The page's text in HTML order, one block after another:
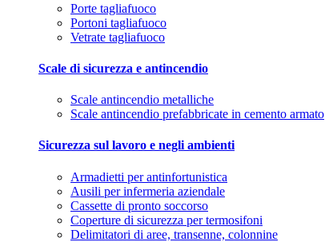
Porte tagliafuoco
Portoni tagliafuoco
Vetrate tagliafuoco
Scale di sicurezza e antincendio
Scale antincendio metalliche
Scale antincendio prefabbricate in cemento armato
Sicurezza sul lavoro e negli ambienti
Armadietti per antinfortunistica
Ausili per infermeria aziendale
Cassette di pronto soccorso
Coperture di sicurezza per termosifoni
Delimitatori di aree, transenne, colonnine